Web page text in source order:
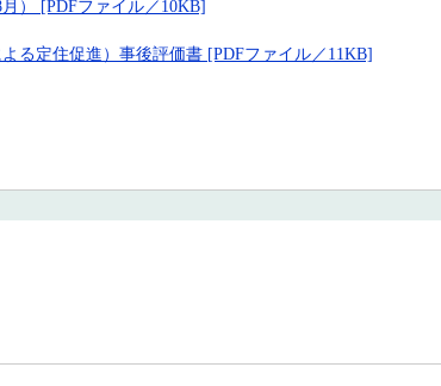
） [PDFファイル／10KB]
る定住促進）事後評価書 [PDFファイル／11KB]